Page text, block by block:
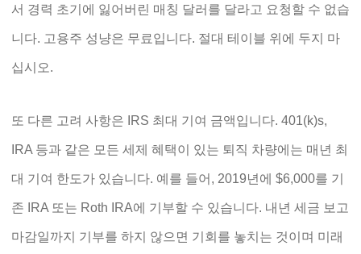
서 경력 초기에 잃어버린 매칭 달러를 달라고 요청할 수 없습
니다. 고용주 성냥은 무료입니다. 절대 테이블 위에 두지 마
십시오.
또 다른 고려 사항은 IRS 최대 기여 금액입니다. 401(k)s,
IRA 등과 같은 모든 세제 혜택이 있는 퇴직 차량에는 매년 최
대 기여 한도가 있습니다. 예를 들어, 2019년에 $6,000를 기
존 IRA 또는 Roth IRA에 기부할 수 있습니다. 내년 세금 보고
마감일까지 기부를 하지 않으면 기회를 놓치는 것이며 미래